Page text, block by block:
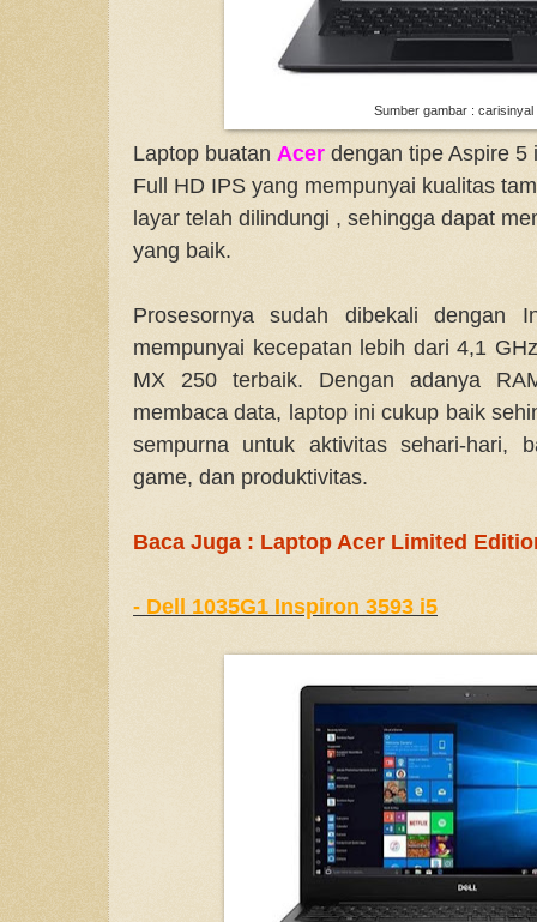
Sumber gambar :
Laptop buatan Acer dengan tipe Aspire 5
Full HD IPS yang mempunyai kualitas
layar telah dilindungi , sehingga dapat
yang baik.
Prosesornya sudah dibekali dengan
mempunyai kecepatan lebih dari 4,1
MX 250 terbaik. Dengan adanya
membaca data, laptop ini cukup baik
sempurna untuk aktivitas sehari-hari,
game, dan produktivitas.
Baca Juga : Laptop Acer Limited
- Dell 1035G1 Inspiron 3593 i5